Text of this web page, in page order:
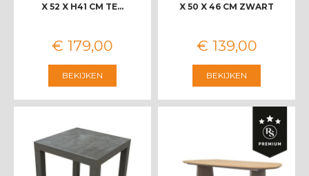
X 52 X H41 CM TE…
€ 179,00
BEKIJKEN
X 50 X 46 CM ZWART
€ 139,00
BEKIJKEN